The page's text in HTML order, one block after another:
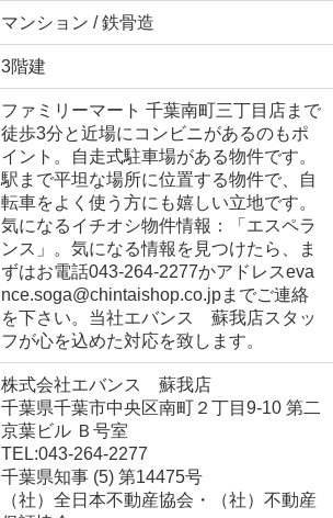
マンション / 鉄骨造
3階建
ファミリーマート 千葉南町三丁目店まで
徒歩3分と近場にコンビニがあるのもポ
イント。自走式駐車場がある物件です。
駅まで平坦な場所に位置する物件で、自
転車をよく使う方にも嬉しい立地です。
気になるイチオシ物件情報：「エスペラ
ンス」。気になる情報を見つけたら、ま
ずはお電話043-264-2277かアドレスeva
nce.soga@chintaishop.co.jpまでご連絡
を下さい。当社エバンス 蘇我店スタッ
フが心を込めた対応を致します。
株式会社エバンス 蘇我店
千葉県千葉市中央区南町２丁目9-10 第二
京葉ビル Ｂ号室
TEL:043-264-2277
千葉県知事 (5) 第14475号
（社）全日本不動産協会・（社）不動産